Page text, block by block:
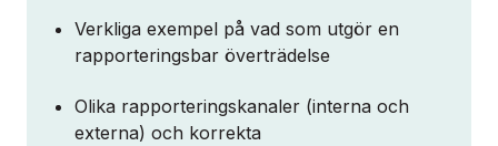
Verkliga exempel på vad som utgör en
rapporteringsbar överträdelse
Olika rapporteringskanaler (interna och
externa) och korrekta